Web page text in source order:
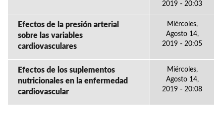
2019 - 20:03
Efectos de la presión arterial
sobre las variables
cardiovasculares
Miércoles,
Agosto 14,
2019 - 20:05
Efectos de los suplementos
nutricionales en la enfermedad
cardiovascular
Miércoles,
Agosto 14,
2019 - 20:08